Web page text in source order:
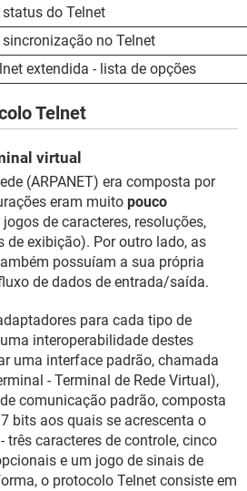
status do Telnet
sincronização no Telnet
extendida - lista de opções
Telnet
virtual
(ARPANET) era composta por
eram muito pouco
de caracteres, resoluções,
exibição). Por outro lado, as
possuíam a sua própria
de dados de entrada/saída.
para cada tipo de
interoperabilidade destes
uma interface padrão, chamada
- Terminal de Rede Virtual),
comunicação padrão, composta
bits aos quais se acrescenta o
três caracteres de controle, cinco
e um jogo de sinais de
o protocolo Telnet consiste em